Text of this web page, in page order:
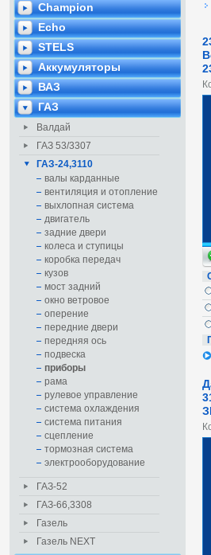
Champion
Echo
STELS
Аккумуляторы
ВАЗ
ГАЗ
Валдай
ГАЗ 53/3307
ГАЗ-24,3110
валы карданные
вентиляция и отопление
выхлопная система
двигатель
задние двери
колеса и ступицы
коробка передач
кузов
мост задний
окно ветровое
оперение
передние двери
передняя ось
подвеска
приборы
рама
рулевое управление
система охлаждения
система питания
сцепление
тормозная система
электрооборудование
ГАЗ-52
ГАЗ-66,3308
Газель
Газель NEXT